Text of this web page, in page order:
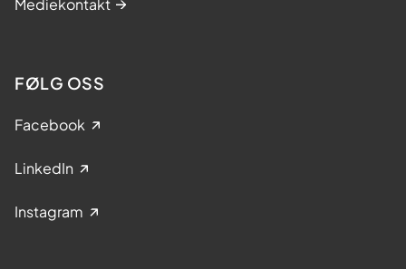
FØLG OSS
Facebook
LinkedIn
Instagram